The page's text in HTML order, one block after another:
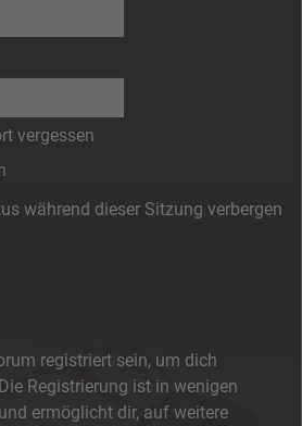
vergessen
während dieser Sitzung verbergen
registriert sein, um dich
Registrierung ist in wenigen
ermöglicht dir, auf weitere